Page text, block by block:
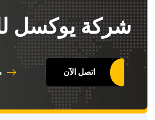
شركة يوكسل
اتصل الآن